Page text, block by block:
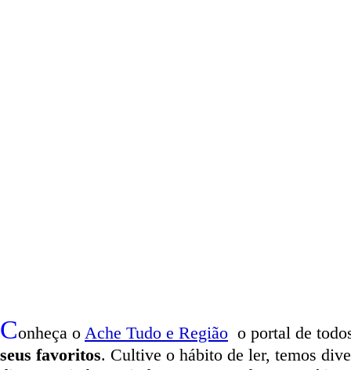
Conheça o Ache Tudo e Região o portal de
seus favoritos. Cultive o hábito de ler, temos